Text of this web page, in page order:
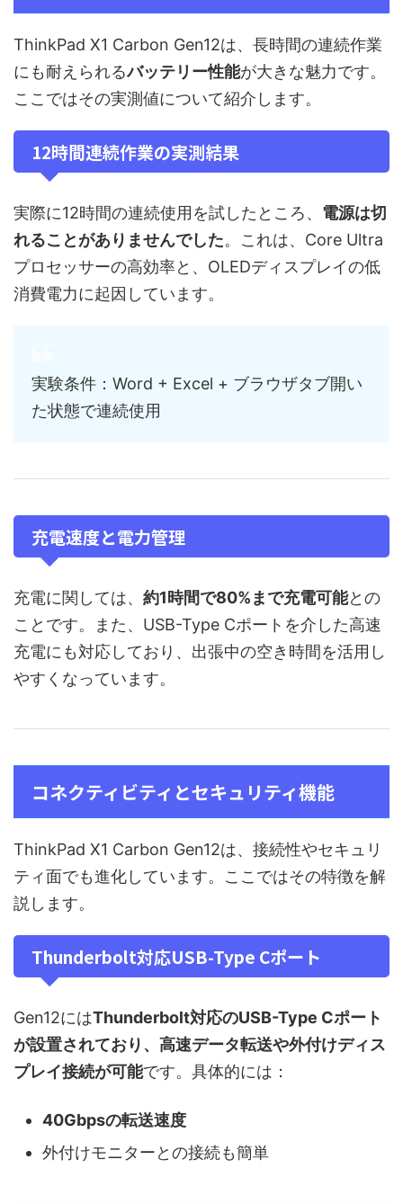
ThinkPad X1 Carbon Gen12は、長時間の連続作業
にも耐えられるバッテリー性能が大きな魅力です。
ここではその実測値について紹介します。
12時間連続作業の実測結果
実際に12時間の連続使用を試したところ、 電源は切
れることがありませんでした。これは、Core Ultra
プロセッサーの高効率と、OLEDディスプレイの低
消費電力に起因しています。
実験条件：Word + Excel + ブラウザタブ開い
た状態で連続使用
充電速度と電力管理
充電に関しては、 約1時間で80%まで充電可能との
ことです。また、USB-Type Cポートを介した高速
充電にも対応しており、出張中の空き時間を活用し
やすくなっています。
コネクティビティとセキュリティ機能
ThinkPad X1 Carbon Gen12は、接続性やセキュリ
ティ面でも進化しています。ここではその特徴を解
説します。
Thunderbolt対応USB-Type Cポート
Gen12にはThunderbolt対応のUSB-Type Cポート
が設置されており、高速データ転送や外付けディス
プレイ接続が可能です。具体的には：
40Gbpsの転送速度
外付けモニターとの接続も簡単